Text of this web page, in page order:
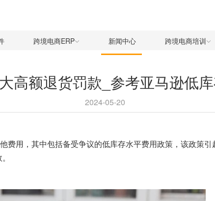
跨境电商ERP 新闻中心 跨境电商培训
高额退货罚款_参考亚马逊低
2024-05-20
费用，其中包括备受争议的低库存水平费用政策 ，该政策